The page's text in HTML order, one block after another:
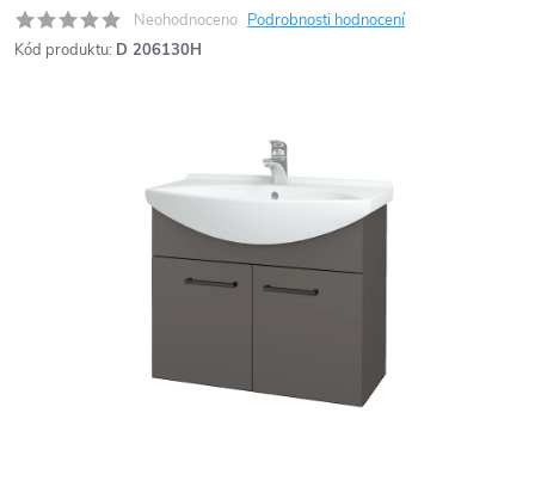
Neohodnoceno Podrobnosti hodnocení
Kód produktu: D 206130H